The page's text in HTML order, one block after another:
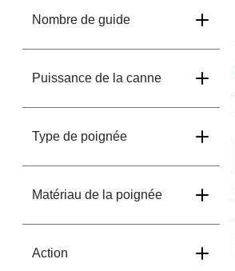
Nombre de guide
Puissance de la canne
Type de poignée
Matériau de la poignée
Action